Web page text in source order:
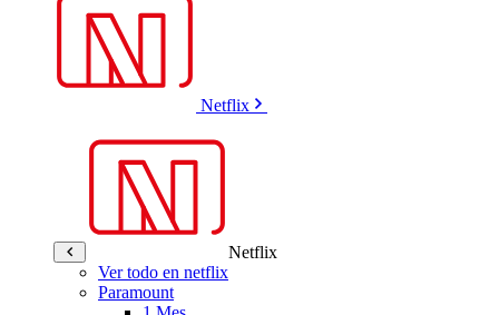
Netflix
Netflix
Ver todo en netflix
Paramount